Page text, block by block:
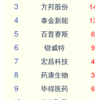
3 方邦股份
4 泰金新能
5 百普赛斯
6 锴威特
7 宏昌科技
8 药康生物
9 毕得医药